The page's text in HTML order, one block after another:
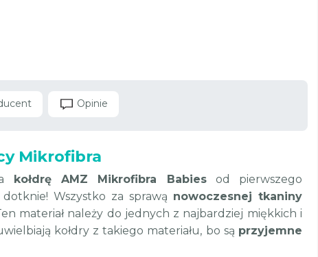
Opinie
Mikrofibra
kołdrę AMZ Mikrofibra Babiesod pierwszego
Wszystko za sprawą nowoczesnej tkaniny
materiał należy do jednych z najbardziej miękkich i
kołdry z takiego materiału, bo są przyjemne